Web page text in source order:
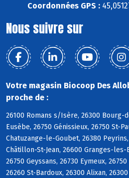
Coordonnées GPS :
Nous suivre sur
Votre magasin Biocoop Des
proche de :
26100 Romans s/Isère, 26300 Bourg-
Eusèbe, 26750 Génissieux, 26750 St-
Chatuzange-le-Goubet, 26380
Châtillon-St-Jean, 26600 Granges-les-
26750 Geyssans, 26730 Eymeux,
26260 St-Bardoux, 26300 Alixan,